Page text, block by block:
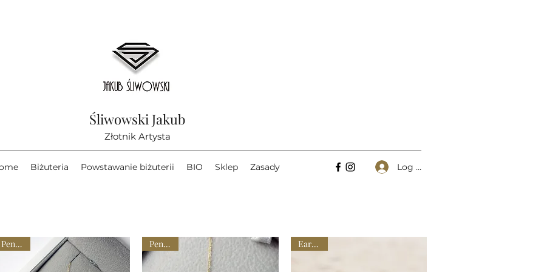
Śliwowski Jakub
Złotnik Artysta
Biżuteria Powstawanie biżuterii BIO Sklep Zasady Log In
Pendant Pendant Earrings